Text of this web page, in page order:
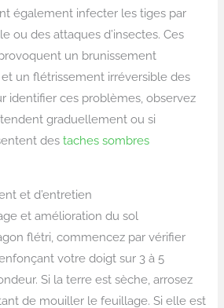
également infecter les tiges par
ou des attaques d’insectes. Ces
un brunissement
un flétrissement irréversible des
identifier ces problèmes, observez
graduellement ou si
destaches sombres
et d’entretien
et amélioration du sol
flétri, commencez par vérifier
votre doigt sur 3 à 5
Si la terre est sèche, arrosez
de mouiller le feuillage. Si elle est